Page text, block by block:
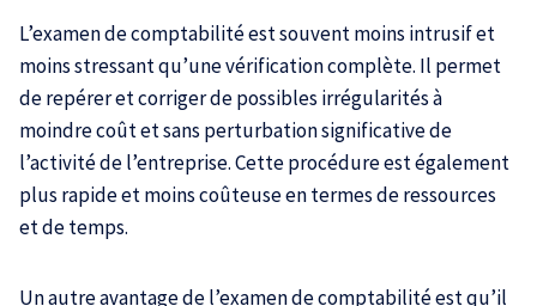
L’examen de comptabilité est souvent moins intrusif et
moins stressant qu’une vérification complète. Il permet
de repérer et corriger de possibles irrégularités à
moindre coût et sans perturbation significative de
l’activité de l’entreprise. Cette procédure est également
plus rapide et moins coûteuse en termes de ressources
et de temps.
Un autre avantage de l’examen de comptabilité est qu’il